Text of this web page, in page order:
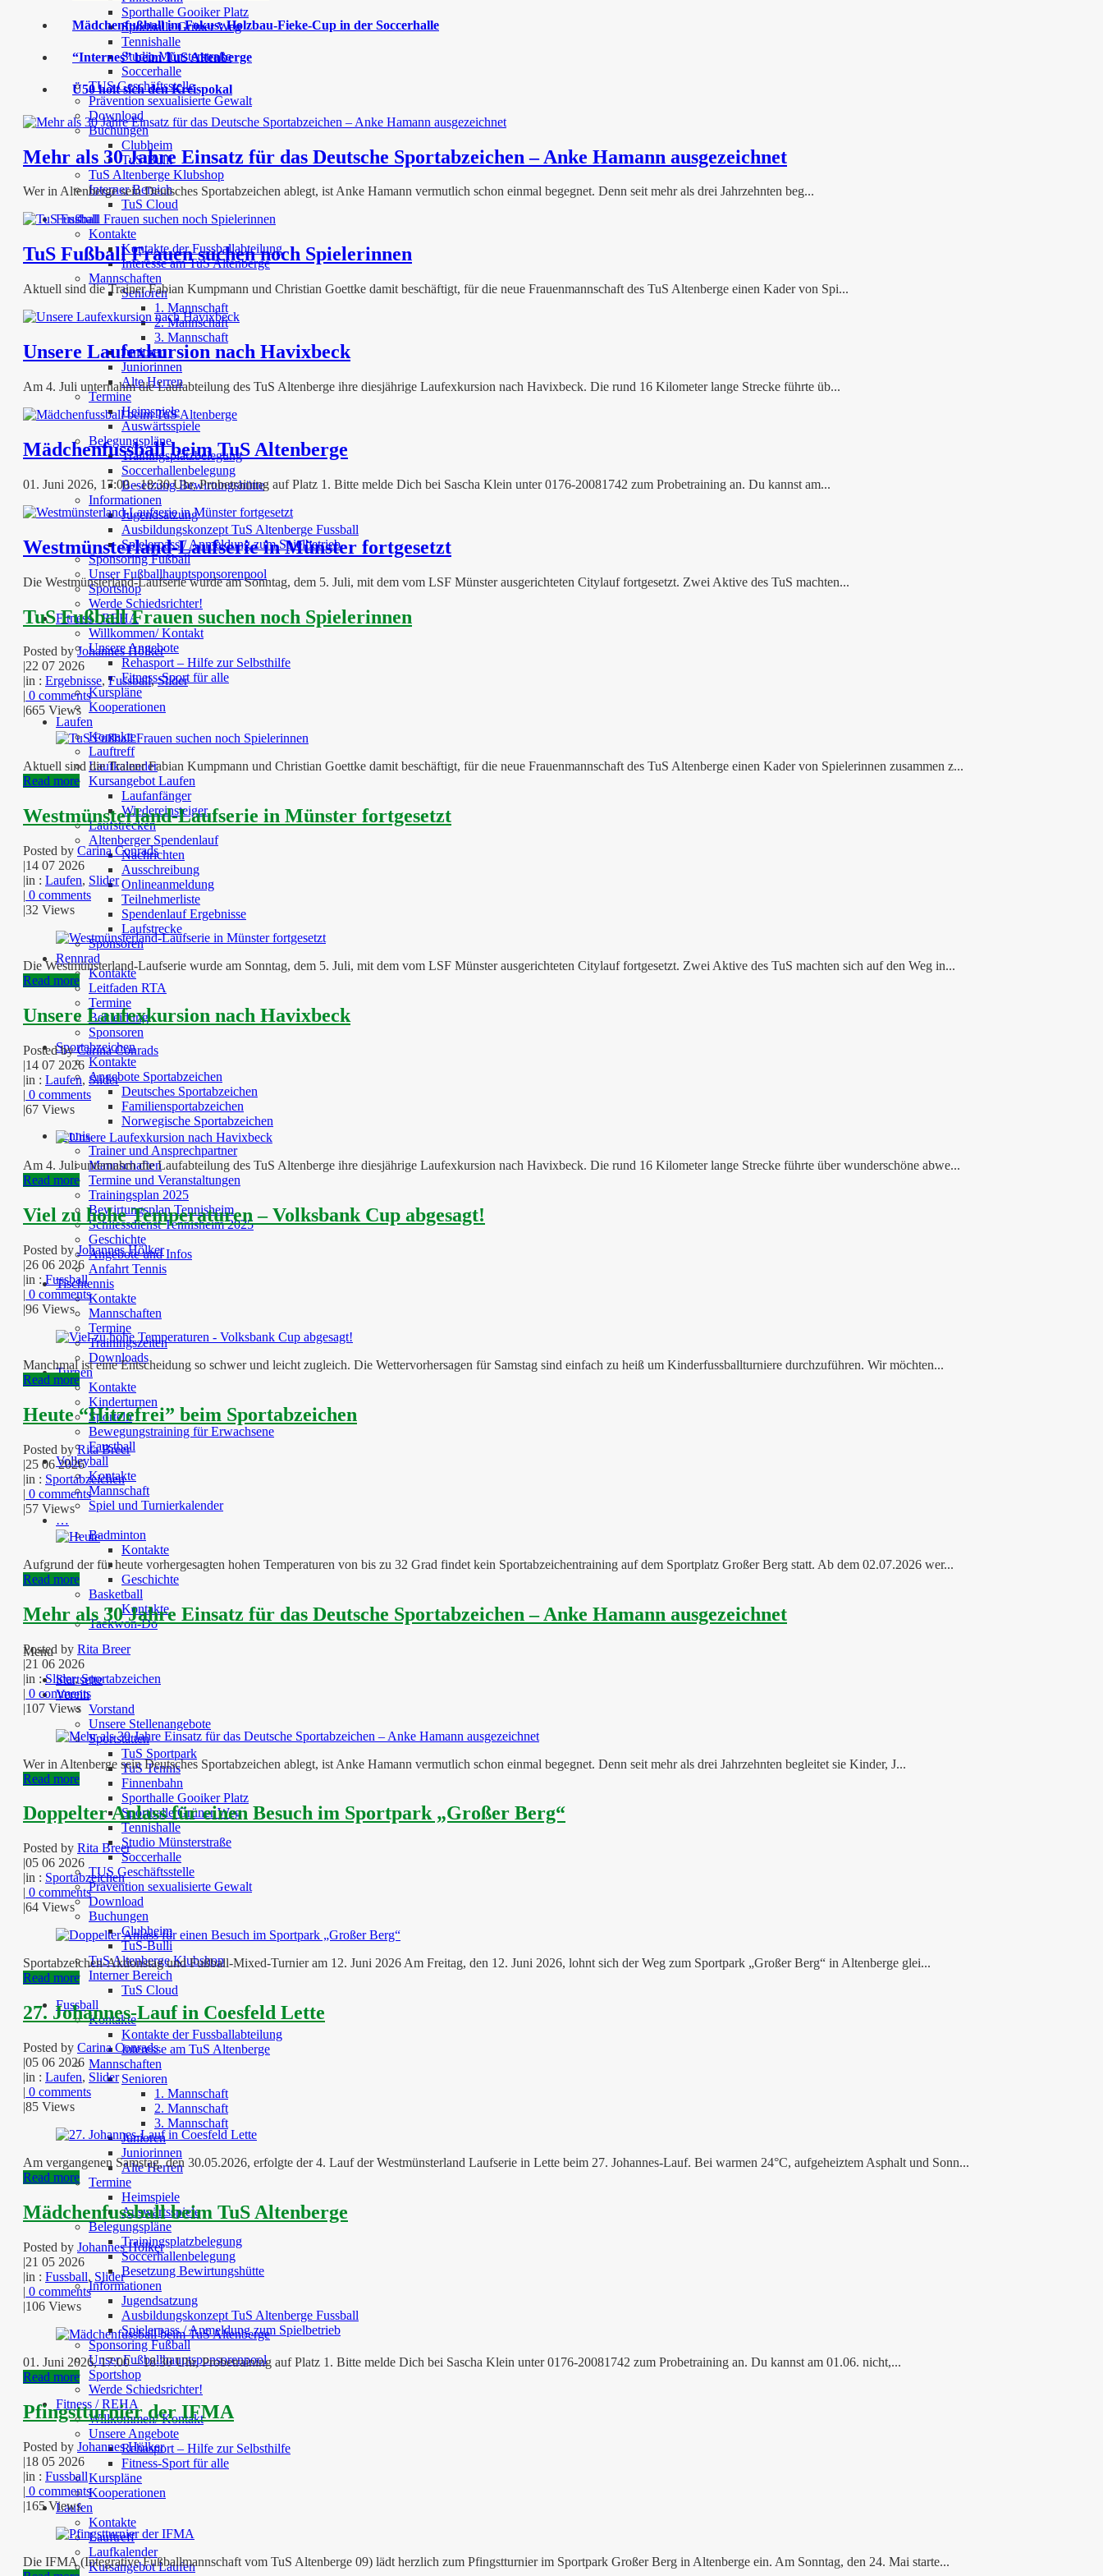
Sporthalle Gooiker Platz
Sporthalle Grüner Weg
Tennishalle
Studio Münsterstraße
Soccerhalle
TUS Geschäftsstelle
Prävention sexualisierte Gewalt
Download
Buchungen
Clubheim
TuS-Bulli
TuS Altenberge Klubshop
Interner Bereich
TuS Cloud
Fussball
Kontakte
Kontakte der Fussballabteilung
Interesse am TuS Altenberge
Mannschaften
Senioren
1. Mannschaft
2. Mannschaft
3. Mannschaft
Junioren
Juniorinnen
Alte Herren
Termine
Heimspiele
Auswärtsspiele
Belegungspläne
Trainingsplatzbelegung
Soccerhallenbelegung
Besetzung Bewirtungshütte
Informationen
Jugendsatzung
Ausbildungskonzept TuS Altenberge Fussball
Spielerpass / Anmeldung zum Spielbetrieb
Sponsoring Fußball
Unser Fußballhauptsponsorenpool
Sportshop
Werde Schiedsrichter!
Fitness / REHA
Willkommen/ Kontakt
Unsere Angebote
Rehasport – Hilfe zur Selbsthilfe
Fitness-Sport für alle
Kurspläne
Kooperationen
Laufen
Kontakte
Lauftreff
Laufkalender
Kursangebot Laufen
Laufanfänger
Wiedereinsteiger
Laufstrecken
Altenberger Spendenlauf
Nachrichten
Ausschreibung
Onlineanmeldung
Teilnehmerliste
Spendenlauf Ergebnisse
Laufstrecke
Sponsoren
Rennrad
Kontakte
Leitfaden RTA
Termine
Bekleidung
Sponsoren
Sportabzeichen
Kontakte
Angebote Sportabzeichen
Deutsches Sportabzeichen
Familiensportabzeichen
Norwegische Sportabzeichen
Tennis
Trainer und Ansprechpartner
Mannschaften
Termine und Veranstaltungen
Trainingsplan 2025
Bewirtungsplan Tennisheim
Schliessdienst Tennisheim 2025
Geschichte
Angebote und Infos
Anfahrt Tennis
Tischtennis
Kontakte
Mannschaften
Termine
Trainingszeiten
Downloads
Turnen
Kontakte
Kinderturnen
Sporteln
Bewegungstraining für Erwachsene
Faustball
Volleyball
Kontakte
Mannschaft
Spiel und Turnierkalender
…
Badminton
Kontakte
Geschichte
Basketball
Kontakte
Taekwon-Do
Menu
Startseite
Verein
Vorstand
Unsere Stellenangebote
Sportstätten
TuS Sportpark
TuS Tennis
Finnenbahn
Sporthalle Gooiker Platz
Sporthalle Grüner Weg
Tennishalle
Studio Münsterstraße
Soccerhalle
TUS Geschäftsstelle
Prävention sexualisierte Gewalt
Download
Buchungen
Clubheim
TuS-Bulli
TuS Altenberge Klubshop
Interner Bereich
TuS Cloud
Fussball
Kontakte
Kontakte der Fussballabteilung
Interesse am TuS Altenberge
Mannschaften
Senioren
1. Mannschaft
2. Mannschaft
3. Mannschaft
Junioren
Juniorinnen
Alte Herren
Termine
Heimspiele
Auswärtsspiele
Belegungspläne
Trainingsplatzbelegung
Soccerhallenbelegung
Besetzung Bewirtungshütte
Informationen
Jugendsatzung
Ausbildungskonzept TuS Altenberge Fussball
Spielerpass / Anmeldung zum Spielbetrieb
Sponsoring Fußball
Unser Fußballhauptsponsorenpool
Sportshop
Werde Schiedsrichter!
Fitness / REHA
Willkommen/ Kontakt
Unsere Angebote
Rehasport – Hilfe zur Selbsthilfe
Fitness-Sport für alle
Kurspläne
Kooperationen
Laufen
Kontakte
Lauftreff
Laufkalender
Kursangebot Laufen
Mädchenfußball im Fokus: Holzbau-Fieke-Cup in der Soccerhalle
“Internes” beim TuS Altenberge
Ü50 holt sich den Kreispokal
Mehr als 30 Jahre Einsatz für das Deutsche Sportabzeichen – Anke Hamann ausgezeichnet
Wer in Altenberge sein Deutsches Sportabzeichen ablegt, ist Anke Hamann vermutlich schon einmal begegnet. Denn seit mehr als drei Jahrzehnten beg...
TuS Fußball Frauen suchen noch Spielerinnen
Aktuell sind die Trainer Fabian Kumpmann und Christian Goettke damit beschäftigt, für die neue Frauenmannschaft des TuS Altenberge einen Kader von Spi...
Unsere Laufexkursion nach Havixbeck
Am 4. Juli unternahm die Laufabteilung des TuS Altenberge ihre diesjährige Laufexkursion nach Havixbeck. Die rund 16 Kilometer lange Strecke führte üb...
Mädchenfussball beim TuS Altenberge
01. Juni 2026, 17:00 - 18:30 Uhr, Probetraining auf Platz 1. Bitte melde Dich bei Sascha Klein unter 0176-20081742 zum Probetraining an. Du kannst am...
Westmünsterland-Laufserie in Münster fortgesetzt
Die Westmünsterland-Laufserie wurde am Sonntag, dem 5. Juli, mit dem vom LSF Münster ausgerichteten Citylauf fortgesetzt. Zwei Aktive des TuS machten...
TuS Fußball Frauen suchen noch Spielerinnen
Posted byJohannes Hölker
22 07 2026
in : Ergebnisse, Fussball,Slider
0 comments
665 Views
Aktuell sind die Trainer Fabian Kumpmann und Christian Goettke damit beschäftigt, für die neue Frauenmannschaft des TuS Altenberge einen Kader von Spielerinnen zusammen z...
Read more
Westmünsterland-Laufserie in Münster fortgesetzt
Posted by Carina Conrads
|14 07 2026
|in : Laufen, Slider
| 0 comments
|32 Views
Die Westmünsterland-Laufserie wurde am Sonntag, dem 5. Juli, mit dem vom LSF Münster ausgerichteten Citylauf fortgesetzt. Zwei Aktive des TuS machten sich auf den Weg in...
Read more
Unsere Laufexkursion nach Havixbeck
Posted byCarina Conrads
|14 07 2026
|in : Laufen, Slider
| 0 comments
|67 Views
Am 4. Juli unternahm die Laufabteilung des TuS Altenberge ihre diesjährige Laufexkursion nach Havixbeck. Die rund 16 Kilometer lange Strecke führte über wunderschöne abwe...
Read more
Viel zu hohe Temperaturen – Volksbank Cup abgesagt!
Posted byJohannes Hölker
|26 06 2026
|in :Fussball
| 0 comments
|96 Views
Manchmal ist eine Entscheidung so schwer und leicht zugleich. Die Wettervorhersagen für Samstag sind einfach zu heiß um Kinderfussballturniere durchzuführen. Wir möchten...
Read more
Heute “Hitzefrei” beim Sportabzeichen
Posted byRita Breer
|25 06 2026
|in : Sportabzeichen
| 0 comments
|57 Views
Aufgrund der für heute vorhergesagten hohen Temperaturen von bis zu 32 Grad findet kein Sportabzeichentraining auf dem Sportplatz Großer Berg statt. Ab dem 02.07.2026 wer...
Read more
Mehr als 30 Jahre Einsatz für das Deutsche Sportabzeichen – Anke Hamann ausgezeichnet
Posted by Rita Breer
|21 06 2026
|in :Slider,Sportabzeichen
| 0 comments
|107 Views
Wer in Altenberge sein Deutsches Sportabzeichen ablegt, ist Anke Hamann vermutlich schon einmal begegnet. Denn seit mehr als drei Jahrzehnten begleitet sie Kinder, J...
Read more
Doppelter Anlass für einen Besuch im Sportpark „Großer Berg“
Posted by Rita Breer
|05 06 2026
|in : Sportabzeichen
| 0 comments
|64 Views
Sportabzeichen-Aktionstag und Fußball-Mixed-Turnier am 12. Juni 2026 Am Freitag, den 12. Juni 2026, lohnt sich der Weg zum Sportpark „Großer Berg“ in Altenberge glei...
Read more
27. Johannes-Lauf in Coesfeld Lette
Posted by Carina Conrads
|05 06 2026
|in : Laufen, Slider
| 0 comments
|85 Views
Am vergangenen Samstag, den 30.05.2026, erfolgte der 4. Lauf der Westmünsterland Laufserie in Lette beim 27. Johannes-Lauf. Bei warmen 24°C, aufgeheiztem Asphalt und Sonn...
Read more
Mädchenfussball beim TuS Altenberge
Posted by Johannes Hölker
|21 05 2026
|in : Fussball, Slider
| 0 comments
|106 Views
01. Juni 2026, 17:00 – 18:30 Uhr, Probetraining auf Platz 1. Bitte melde Dich bei Sascha Klein unter 0176-20081742 zum Probetraining an. Du kannst am 01.06. nicht,...
Read more
Pfingstturnier der IFMA
Posted by Johannes Hölker
|18 05 2026
|in : Fussball
| 0 comments
|165 Views
Die IFMA (Integrative Fußballmannschaft vom TuS Altenberge 09) lädt herzlich zum Pfingstturnier im Sportpark Großer Berg in Altenberge ein. Am Sonntag, den 24. Mai starte...